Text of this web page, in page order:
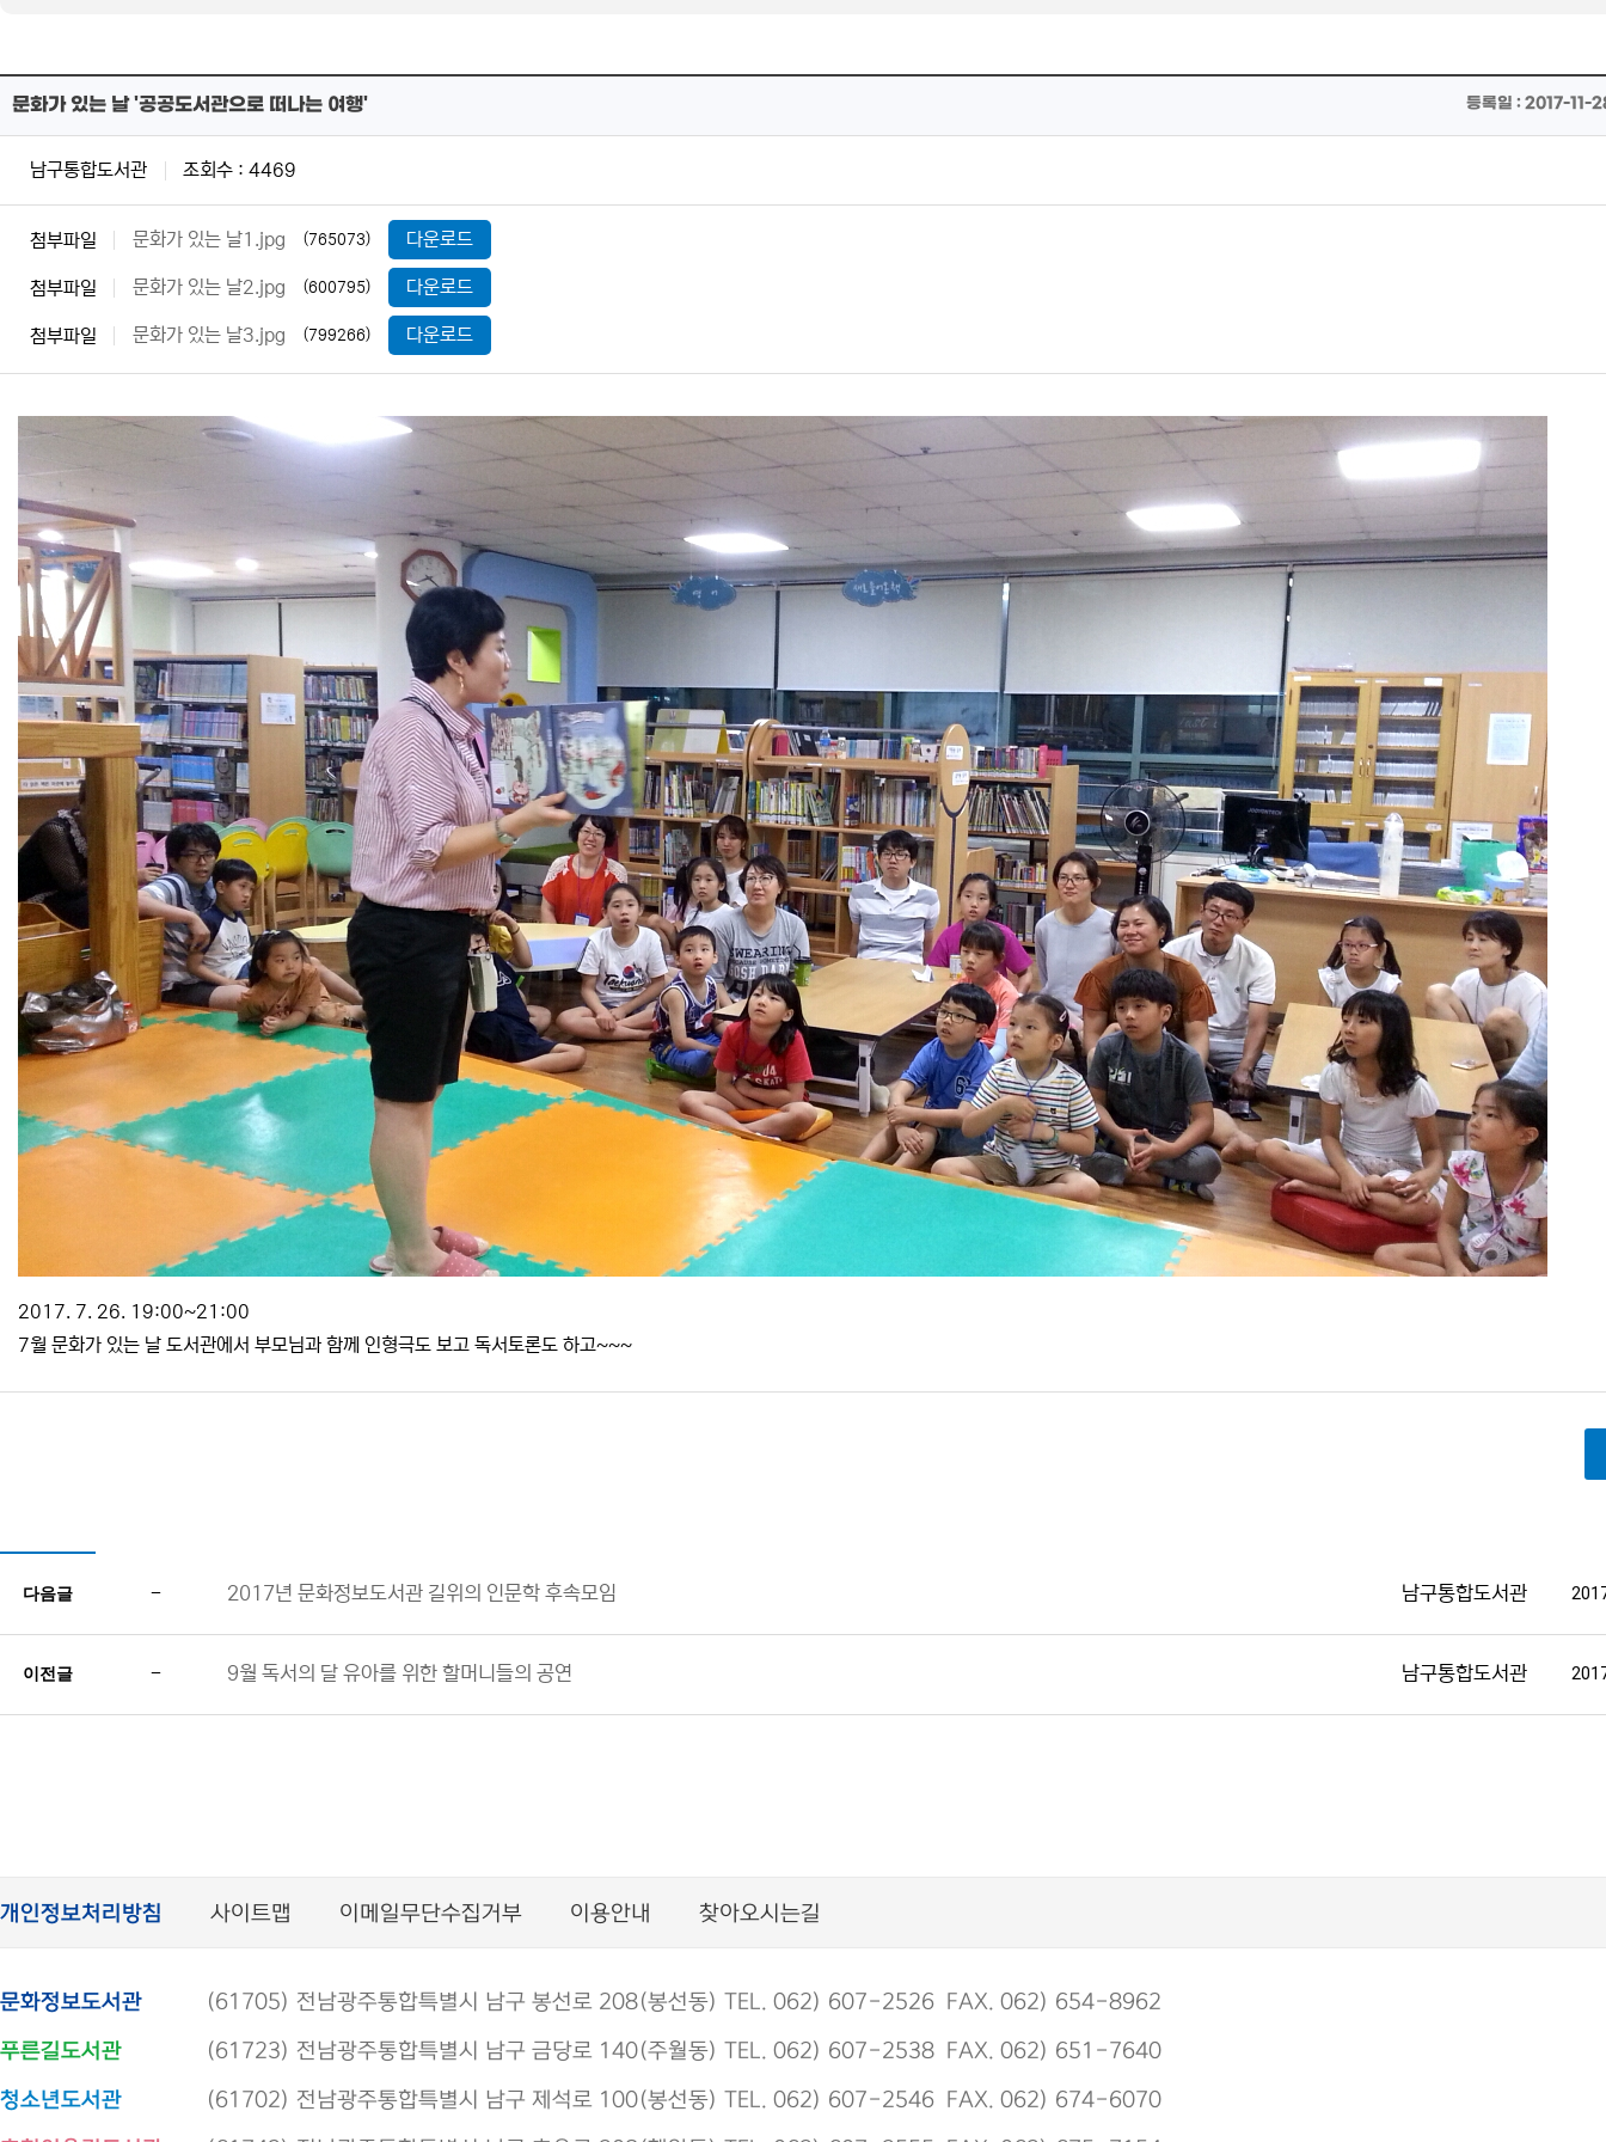
문화가 있는 날 '공공도서관으로 떠나는 여행' 등록일 : 2017-11-
남구통합도서관 조회수 : 4469
첨부파일 문화가 있는 날1.jpg (765073) 다운로드
첨부파일 문화가 있는 날2.jpg (600795) 다운로드
첨부파일 문화가 있는 날3.jpg (799266) 다운로드
2017. 7. 26. 19:00~21:00
7월 문화가 있는 날 도서관에서 부모님과 함께 인형극도 보고 독서토론도 하고~~~
다음글 - 2017년 문화정보도서관 길위의 인문학 후속모임 남구통합도서관
이전글 - 9월 독서의 달 유아를 위한 할머니들의 공연 남구통합도서관
개인정보처리방침 사이트맵 이메일무단수집거부 이용안내 찾아오시는길
문화정보도서관 (61705) 전남광주통합특별시 남구 봉선로 208(봉선동) TEL. 062) 607-2526 FAX. 062) 654-8962
푸른길도서관 (61723) 전남광주통합특별시 남구 금당로 140(주월동) TEL. 062) 607-2538 FAX. 062) 651-7640
청소년도서관 (61702) 전남광주통합특별시 남구 제석로 100(봉선동) TEL. 062) 607-2546 FAX. 062) 674-6070